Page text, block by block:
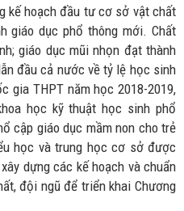
kế hoạch đầu tư cơ sở vật chất
giáo dục phổ thông mới. Chất
giáo dục mũi nhọn đạt thành
đầu cả nước về tỷ lệ học sinh
gia THPT năm học 2018-2019,
học kỹ thuật học sinh phổ
cập giáo dục mầm non cho trẻ
học và trung học cơ sở được
dựng các kế hoạch và chuẩn
đội ngũ để triển khai Chương